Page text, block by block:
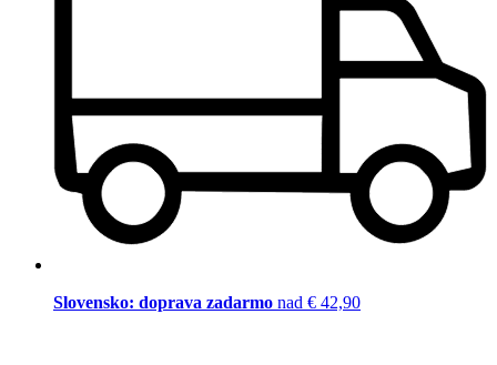
Slovensko: doprava zadarmo nad € 42,90